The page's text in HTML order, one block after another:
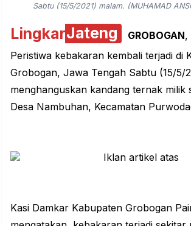
Sabtu (15/5/2021) malam. (MUHAMAD
LingkarJateng GROBOGAN,
Peristiwa kebakaran kembali terjadi di
Grobogan, Jawa Tengah Sabtu (15/5/
menghanguskan kandang ternak milik
Desa Nambuhan, Kecamatan
Kasi Damkar Kabupaten Grobogan